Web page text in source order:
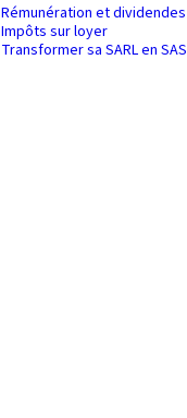
Rémunération et dividendes
Impôts sur loyer
Transformer sa SARL en SAS